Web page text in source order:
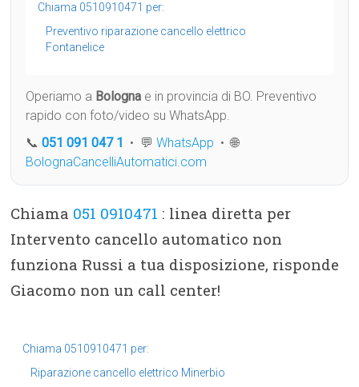
Chiama 0510910471 per:
Preventivo riparazione cancello elettrico
Fontanelice
Operiamo a Bologna e in provincia di BO. Preventivo
rapido con foto/video su WhatsApp.
📞051 091 047 1 • 💬WhatsApp • 🌐
BolognaCancelliAutomatici.com
Chiama 051 0910471 : linea diretta per
Intervento cancello automatico non
funziona Russi a tua disposizione, risponde
Giacomo non un call center!
Chiama 0510910471 per:
Riparazione cancello elettrico Minerbio